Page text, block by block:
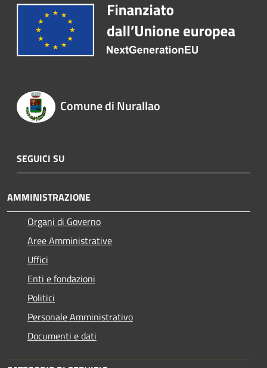
Comune di Nurallao
SEGUICI SU
AMMINISTRAZIONE
Organi di Governo
Aree Amministrative
Uffici
Enti e fondazioni
Politici
Personale Amministrativo
Documenti e dati